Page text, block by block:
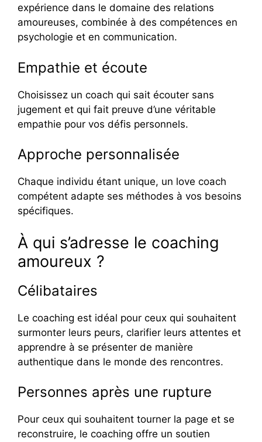
expérience dans le domaine des relations
amoureuses, combinée à des compétences en
psychologie et en communication.
Empathie et écoute
Choisissez un coach qui sait écouter sans
jugement et qui fait preuve d’une véritable
empathie pour vos défis personnels.
Approche personnalisée
Chaque individu étant unique, un love coach
compétent adapte ses méthodes à vos besoins
spécifiques.
À qui s’adresse le coaching
amoureux ?
Célibataires
Le coaching est idéal pour ceux qui souhaitent
surmonter leurs peurs, clarifier leurs attentes et
apprendre à se présenter de manière
authentique dans le monde des rencontres.
Personnes après une rupture
Pour ceux qui souhaitent tourner la page et se
reconstruire, le coaching offre un soutien